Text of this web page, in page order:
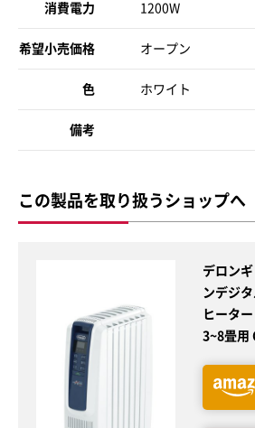
消費電力 1200W
希望小売価格 オープン
色 ホワイト
備考
この製品を取り扱うショップへ
デロン
ンデジ
ヒータ
3~8畳用